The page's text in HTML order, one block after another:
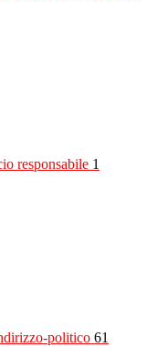
responsabile 1
politico 61